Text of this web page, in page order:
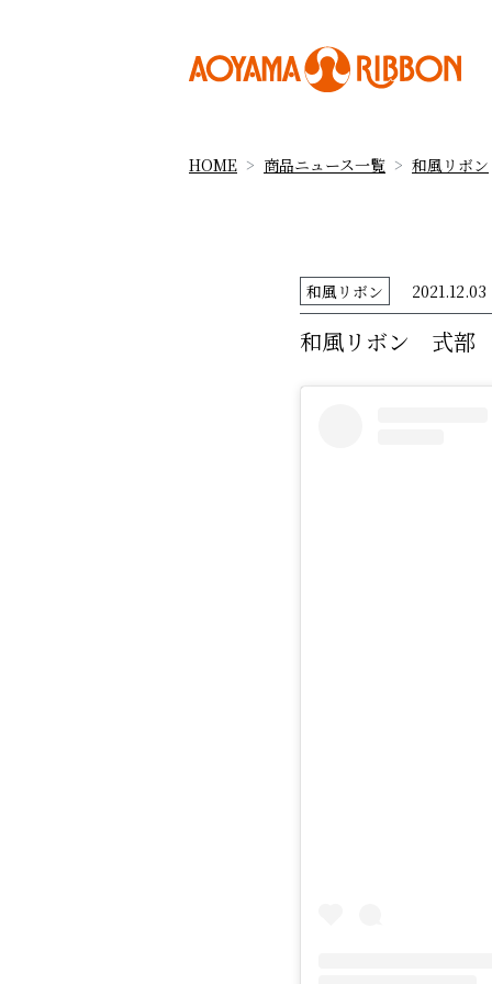
HOME 商品ニュース一覧 和風リボン
和風リボン 2021.12.03
和風リボン 式部